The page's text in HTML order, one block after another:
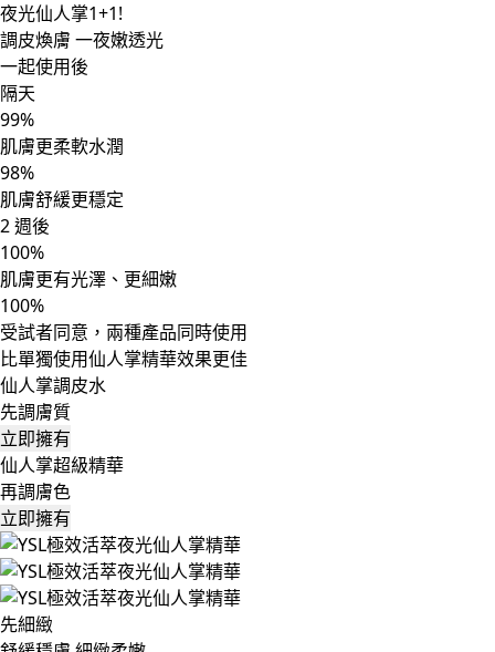
夜光仙人掌1+1!
調皮煥膚 一夜嫩透光
一起使用後
隔天
99%
肌膚更柔軟水潤
98%
肌膚舒緩更穩定
2週後
100%
肌膚更有光澤、更細嫩
100%
受試者同意，兩種產品同時使用
比單獨使用仙人掌精華效果更佳
仙人掌調皮水
先調膚質
立即擁有
仙人掌超級精華
再調膚色
立即擁有
先細緻